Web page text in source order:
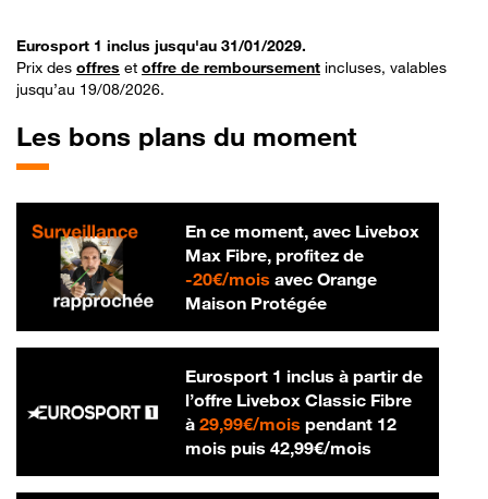
Eurosport 1 inclus jusqu'au 31/01/2029.
Prix des offres et offre de remboursement incluses, valables
jusqu’au 19/08/2026.
Les bons plans du moment
En ce moment, avec Livebox
Max Fibre, profitez de
-20€/mois20 € par mois
avec Orange
Maison Protégée
Eurosport 1 inclus à partir de
l’offre Livebox Classic Fibre
à 29,99€/mois29,99 € par mois
pendant 12
mois puis 42,99€/mois42,99 € par